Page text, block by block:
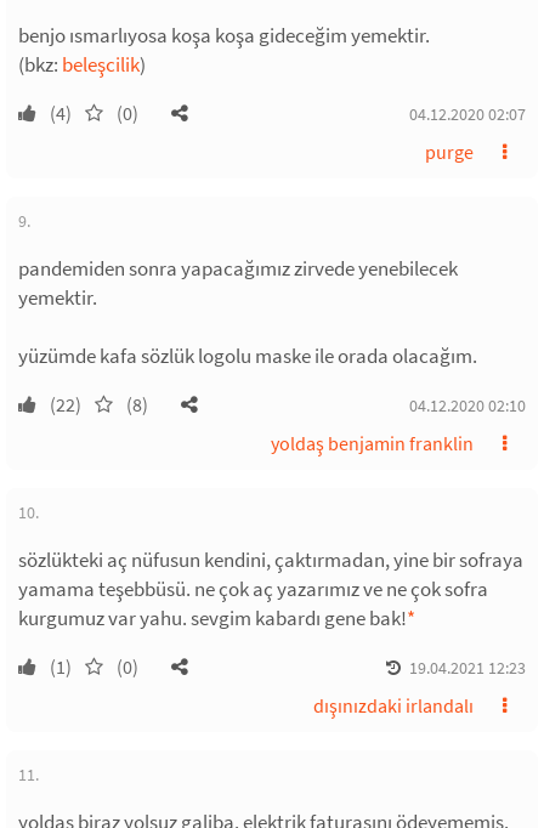
benjo ısmarlıyosa koşa koşa gideceğim yemektir.
(bkz: beleşcilik)
(4) (0) 04.12.2020 02:07
purge
9.
pandemiden sonra yapacağımız zirvede yenebilecek
yemektir.
yüzümde kafa sözlük logolu maske ile orada olacağım.
(22) (8) 04.12.2020 02:10
yoldaş benjamin franklin
10.
sözlükteki aç nüfusun kendini, çaktırmadan, yine bir sofraya
yamama teşebbüsü. ne çok aç yazarımız ve ne çok sofra
kurgumuz var yahu. sevgim kabardı gene bak!*
(1) (0) 19.04.2021 12:23
dışınızdaki irlandalı
11.
yoldaş biraz yolsuz galiba. elektrik faturasını ödeyememiş.